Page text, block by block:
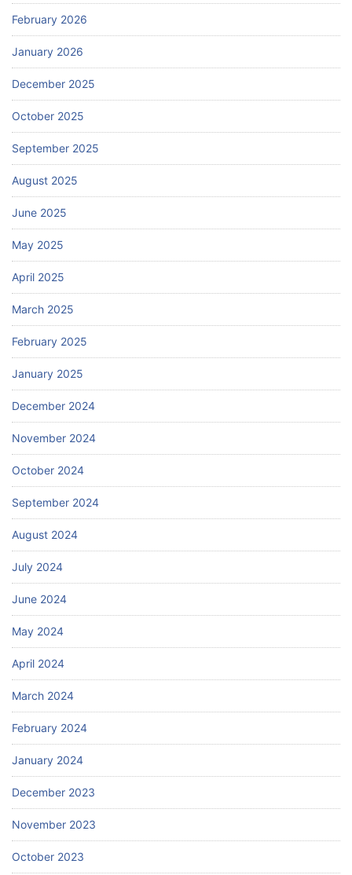
February 2026
January 2026
December 2025
October 2025
September 2025
August 2025
June 2025
May 2025
April 2025
March 2025
February 2025
January 2025
December 2024
November 2024
October 2024
September 2024
August 2024
July 2024
June 2024
May 2024
April 2024
March 2024
February 2024
January 2024
December 2023
November 2023
October 2023